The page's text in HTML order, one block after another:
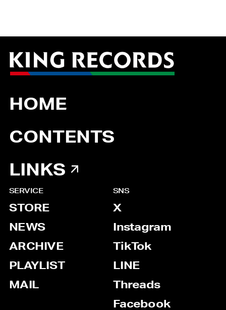
HOME
CONTENTS
LINKS
SERVICE
STORE
NEWS
ARCHIVE
PLAYLIST
MAIL
SNS
X
Instagram
TikTok
LINE
Threads
Facebook